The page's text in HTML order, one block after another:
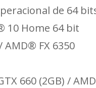
de 64
10 Home 64 bit
FX 6350
660 (2GB) /